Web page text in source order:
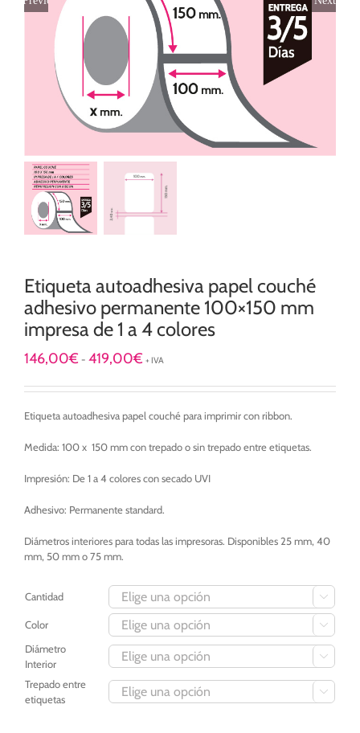
Etiqueta autoadhesiva papel couché
adhesivo permanente 100×150 mm
impresa de 1 a 4 colores
146,00€ - 419,00€Rango
precios:
146,00€
419,00€
+ IVA
Etiqueta autoadhesiva papel couché para imprimir con ribbon.
Medida: 100 x 150 mm con trepado o sin trepado entre etiquetas.
Impresión: De 1 a 4 colores con secado UVI
Adhesivo: Permanente standard.
Diámetros interiores para todas las impresoras. Disponibles 25 mm, 40
mm, 50 mm o 75 mm.
Cantidad 
Color 
Diámetro
Interior

Trepado entre
etiquetas
